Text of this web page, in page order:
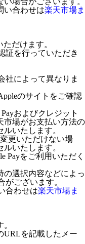
い合わせは楽天市場ま
だけます。
証を行っていただき
社によって異なりま
のサイトをご確認
およびクレジット
市場がお支払い方法の
いたします。
更いただけない場
いたします。
Payをご利用いただく
の選択内容などによっ
がございます。
合わせは楽天市場ま
URLを記載したメー